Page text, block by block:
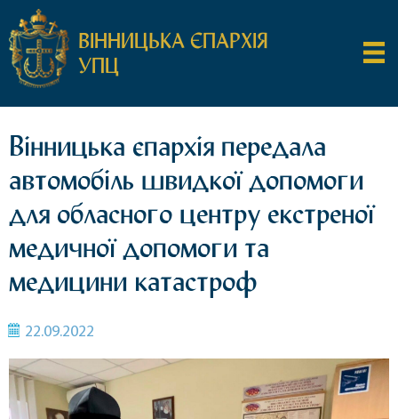
ВІННИЦЬКА ЄПАРХІЯ
УПЦ
Вінницька єпархія передала
автомобіль швидкої допомоги
для обласного центру екстреної
медичної допомоги та
медицини катастроф
22.09.2022